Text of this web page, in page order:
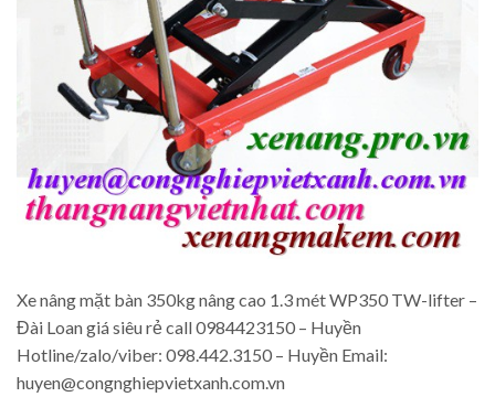
Xe nâng mặt bàn 350kg nâng cao 1.3 mét WP350 TW-lifter –
Đài Loan giá siêu rẻ call 0984423150 – Huyền
Hotline/zalo/viber: 098.442.3150 – Huyền Email:
huyen@congnghiepvietxanh.com.vn